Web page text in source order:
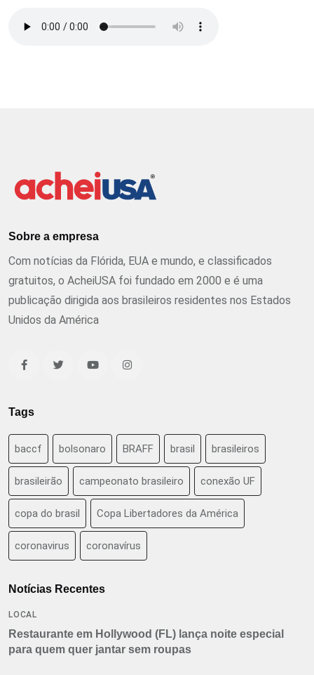
Sobre a empresa
Com notícias da Flórida, EUA e mundo, e classificados
gratuitos, o AcheiUSA foi fundado em 2000 e é uma
publicação dirigida aos brasileiros residentes nos Estados
Unidos da América
Tags
baccf bolsonaro BRAFF brasil brasileiros
brasileirão campeonato brasileiro conexão UF
copa do brasil Copa Libertadores da América
coronavirus coronavírus
Notícias Recentes
LOCAL
Restaurante em Hollywood (FL) lança noite especial
para quem quer jantar sem roupas